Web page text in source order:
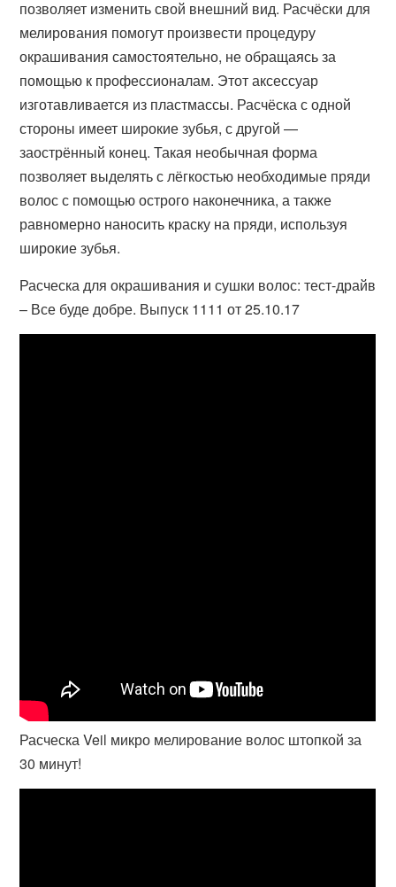
позволяет изменить свой внешний вид. Расчёски для
мелирования помогут произвести процедуру
окрашивания самостоятельно, не обращаясь за
помощью к профессионалам. Этот аксессуар
изготавливается из пластмассы. Расчёска с одной
стороны имеет широкие зубья, с другой —
заострённый конец. Такая необычная форма
позволяет выделять с лёгкостью необходимые пряди
волос с помощью острого наконечника, а также
равномерно наносить краску на пряди, используя
широкие зубья.
Расческа для окрашивания и сушки волос: тест-драйв
– Все буде добре. Выпуск 1111 от 25.10.17
Расческа Veil микро мелирование волос штопкой за
30 минут!